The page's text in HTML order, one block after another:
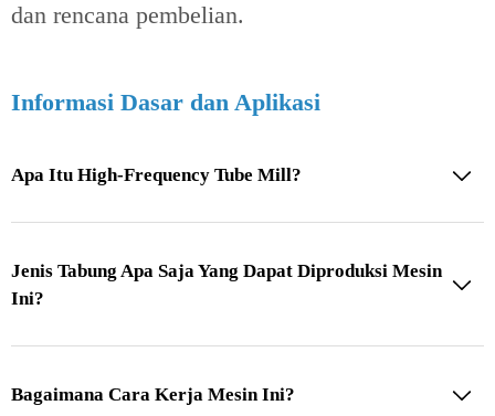
dan rencana pembelian.
Informasi Dasar dan Aplikasi
Apa Itu High-Frequency Tube Mill?
Jenis Tabung Apa Saja Yang Dapat Diproduksi Mesin
Ini?
Bagaimana Cara Kerja Mesin Ini?